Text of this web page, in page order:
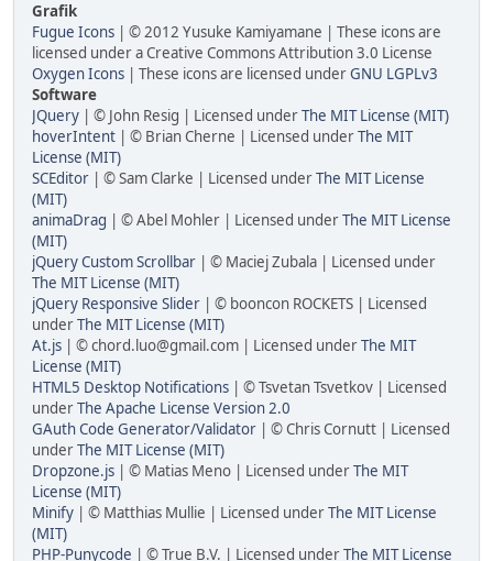
Grafik
Fugue Icons | © 2012 Yusuke Kamiyamane | These icons are
licensed under a Creative Commons Attribution 3.0 License
Oxygen Icons | These icons are licensed underGNU LGPLv3
Software
JQuery | © John Resig | Licensed underThe MIT License (MIT)
hoverIntent | © Brian Cherne | Licensed underThe MIT
License (MIT)
SCEditor | © Sam Clarke | Licensed underThe MIT License
(MIT)
animaDrag | © Abel Mohler | Licensed underThe MIT License
(MIT)
jQuery Custom Scrollbar | © Maciej Zubala | Licensed under
The MIT License (MIT)
jQuery Responsive Slider | © booncon ROCKETS | Licensed
underThe MIT License (MIT)
At.js | © chord.luo@gmail.com | Licensed underThe MIT
License (MIT)
HTML5 Desktop Notifications | © Tsvetan Tsvetkov | Licensed
underThe Apache License Version 2.0
GAuth Code Generator/Validator | © Chris Cornutt | Licensed
underThe MIT License (MIT)
Dropzone.js | © Matias Meno | Licensed underThe MIT
License (MIT)
Minify | © Matthias Mullie | Licensed underThe MIT License
(MIT)
PHP-Punycode | © True B.V. | Licensed underThe MIT License